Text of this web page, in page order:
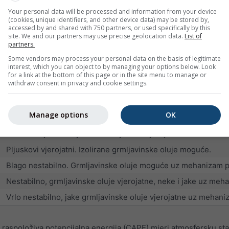
dobri uvjeti za jedrenje uz povremene pljuskove
izvrsni uvjeti za jedrenje, ali raste vjerojatnost pljuskova i
više od 60 posto vjerojatnosti grmljavinskih oluja
mjera nestabilnosti (negativne vrijednosti) ili stabilnosti
uvjete za jedrenje, ali su vjerojatne snažne grmljavinske
Vrlo stabilni uvjeti.
Pljuskovi vjerojatni. Izolirane grmljavinske oluje moguće.
Blago nestabilno. Grmljavinske oluje moguće uz mehanizam
Nestabilno, grmljavinske oluje vjerojatne, neke i jake uz
Vrlo nestabilno, jake grmljavinske oluje vjerojatne uz
Your personal data will be processed and information from your device
(cookies, unique identifiers, and other device data) may be stored by,
accessed by and shared with 750 partners, or used specifically by this
site. We and our partners may use precise geolocation data. List of
partners.
Some vendors may process your personal data on the basis of legitimate
interest, which you can object to by managing your options below. Look
for a link at the bottom of this page or in the site menu to manage or
withdraw consent in privacy and cookie settings.
OK
Manage options